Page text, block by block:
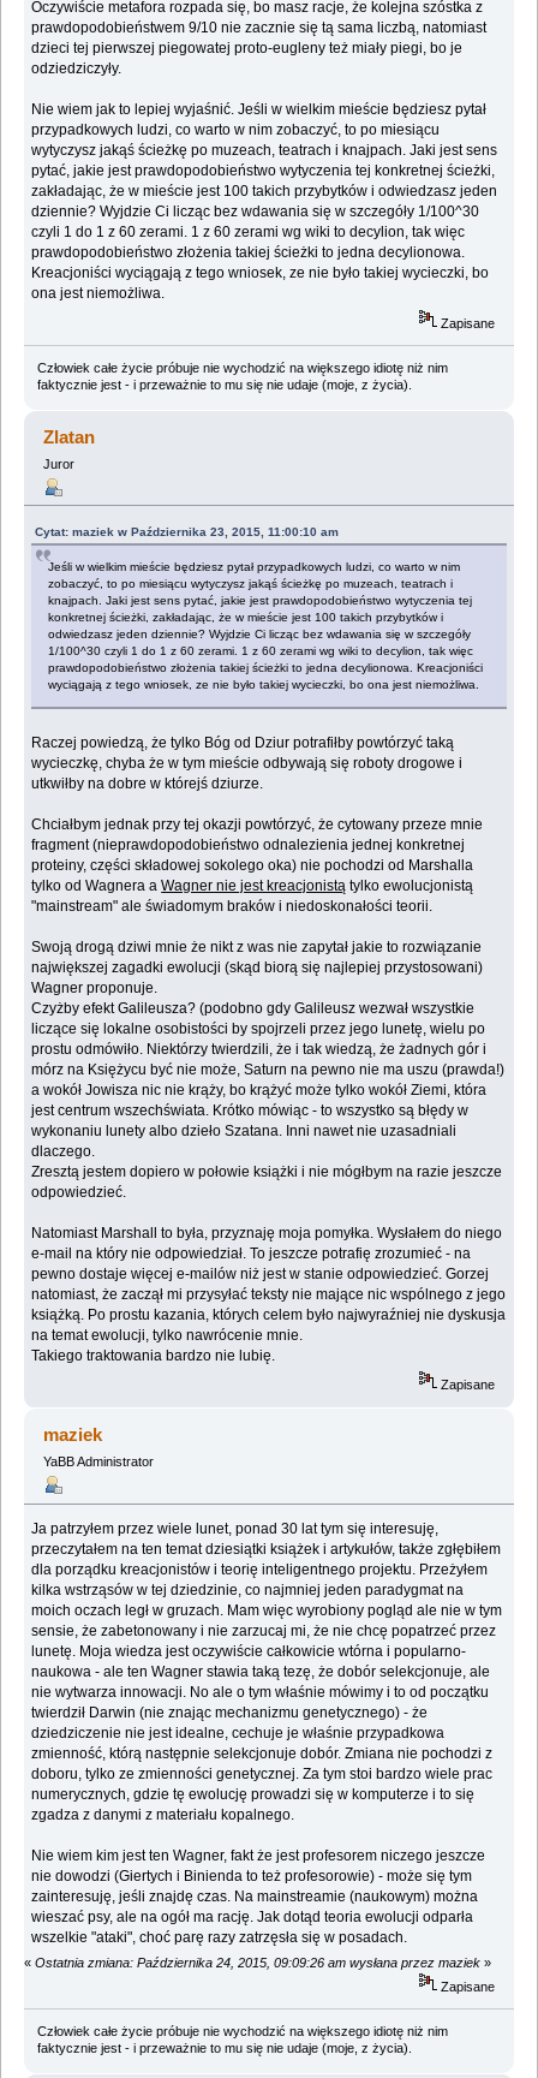
Oczywiście metafora rozpada się, bo masz racje, że kolejna szóstka z
prawdopodobieństwem 9/10 nie zacznie się tą sama liczbą, natomiast
dzieci tej pierwszej piegowatej proto-eugleny też miały piegi, bo je
odziedziczyły.
Nie wiem jak to lepiej wyjaśnić. Jeśli w wielkim mieście będziesz pytał
przypadkowych ludzi, co warto w nim zobaczyć, to po miesiącu
wytyczysz jakąś ścieżkę po muzeach, teatrach i knajpach. Jaki jest sens
pytać, jakie jest prawdopodobieństwo wytyczenia tej konkretnej ścieżki,
zakładając, że w mieście jest 100 takich przybytków i odwiedzasz jeden
dziennie? Wyjdzie Ci licząc bez wdawania się w szczegóły 1/100^30
czyli 1 do 1 z 60 zerami. 1 z 60 zerami wg wiki to decylion, tak więc
prawdopodobieństwo złożenia takiej ścieżki to jedna decylionowa.
Kreacjoniści wyciągają z tego wniosek, ze nie było takiej wycieczki, bo
ona jest niemożliwa.
Zapisane
Człowiek całe życie próbuje nie wychodzić na większego idiotę niż nim
faktycznie jest - i przeważnie to mu się nie udaje (moje, z życia).
Zlatan
Juror
Cytat: maziek w Października 23, 2015, 11:00:10 am
Jeśli w wielkim mieście będziesz pytał przypadkowych ludzi, co warto w nim
zobaczyć, to po miesiącu wytyczysz jakąś ścieżkę po muzeach, teatrach i
knajpach. Jaki jest sens pytać, jakie jest prawdopodobieństwo wytyczenia tej
konkretnej ścieżki, zakładając, że w mieście jest 100 takich przybytków i
odwiedzasz jeden dziennie? Wyjdzie Ci licząc bez wdawania się w szczegóły
1/100^30 czyli 1 do 1 z 60 zerami. 1 z 60 zerami wg wiki to decylion, tak więc
prawdopodobieństwo złożenia takiej ścieżki to jedna decylionowa. Kreacjoniści
wyciągają z tego wniosek, ze nie było takiej wycieczki, bo ona jest niemożliwa.
Raczej powiedzą, że tylko Bóg od Dziur potrafiłby powtórzyć taką
wycieczkę, chyba że w tym mieście odbywają się roboty drogowe i
utkwiłby na dobre w którejś dziurze.
Chciałbym jednak przy tej okazji powtórzyć, że cytowany przeze mnie
fragment (nieprawdopodobieństwo odnalezienia jednej konkretnej
proteiny, części składowej sokolego oka) nie pochodzi od Marshalla
tylko od Wagnera aWagner nie jest kreacjonistą tylko ewolucjonistą
"mainstream" ale świadomym braków i niedoskonałości teorii.
Swoją drogą dziwi mnie że nikt z was nie zapytał jakie to rozwiązanie
największej zagadki ewolucji (skąd biorą się najlepiej przystosowani)
Wagner proponuje.
Czyżby efekt Galileusza? (podobno gdy Galileusz wezwał wszystkie
liczące się lokalne osobistości by spojrzeli przez jego lunetę, wielu po
prostu odmówiło. Niektórzy twierdzili, że i tak wiedzą, że żadnych gór i
mórz na Księżycu być nie może, Saturn na pewno nie ma uszu (prawda!)
a wokół Jowisza nic nie krąży, bo krążyć może tylko wokół Ziemi, która
jest centrum wszechświata. Krótko mówiąc - to wszystko są błędy w
wykonaniu lunety albo dzieło Szatana. Inni nawet nie uzasadniali
dlaczego.
Zresztą jestem dopiero w połowie książki i nie mógłbym na razie jeszcze
odpowiedzieć.
Natomiast Marshall to była, przyznaję moja pomyłka. Wysłałem do niego
e-mail na który nie odpowiedział. To jeszcze potrafię zrozumieć - na
pewno dostaje więcej e-mailów niż jest w stanie odpowiedzieć. Gorzej
natomiast, że zaczął mi przysyłać teksty nie mające nic wspólnego z jego
książką. Po prostu kazania, których celem było najwyraźniej nie dyskusja
na temat ewolucji, tylko nawrócenie mnie.
Takiego traktowania bardzo nie lubię.
Zapisane
maziek
YaBB Administrator
Ja patrzyłem przez wiele lunet, ponad 30 lat tym się interesuję,
przeczytałem na ten temat dziesiątki książek i artykułów, także zgłębiłem
dla porządku kreacjonistów i teorię inteligentnego projektu. Przeżyłem
kilka wstrząsów w tej dziedzinie, co najmniej jeden paradygmat na
moich oczach legł w gruzach. Mam więc wyrobiony pogląd ale nie w tym
sensie, że zabetonowany i nie zarzucaj mi, że nie chcę popatrzeć przez
lunetę. Moja wiedza jest oczywiście całkowicie wtórna i popularno-
naukowa - ale ten Wagner stawia taką tezę, że dobór selekcjonuje, ale
nie wytwarza innowacji. No ale o tym właśnie mówimy i to od początku
twierdził Darwin (nie znając mechanizmu genetycznego) - że
dziedziczenie nie jest idealne, cechuje je właśnie przypadkowa
zmienność, którą następnie selekcjonuje dobór. Zmiana nie pochodzi z
doboru, tylko ze zmienności genetycznej. Za tym stoi bardzo wiele prac
numerycznych, gdzie tę ewolucję prowadzi się w komputerze i to się
zgadza z danymi z materiału kopalnego.
Nie wiem kim jest ten Wagner, fakt że jest profesorem niczego jeszcze
nie dowodzi (Giertych i Binienda to też profesorowie) - może się tym
zainteresuję, jeśli znajdę czas. Na mainstreamie (naukowym) można
wieszać psy, ale na ogół ma rację. Jak dotąd teoria ewolucji odparła
wszelkie "ataki", choć parę razy zatrzęsła się w posadach.
« Ostatnia zmiana: Października 24, 2015, 09:09:26 am wysłana przez maziek »
Zapisane
Człowiek całe życie próbuje nie wychodzić na większego idiotę niż nim
faktycznie jest - i przeważnie to mu się nie udaje (moje, z życia).